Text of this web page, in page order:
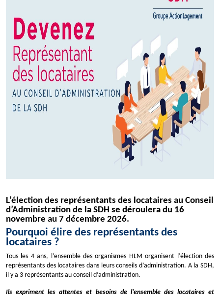
L’élection des représentants des locataires au Conseil
d’Administration de la SDH se déroulera du 16
novembre au 7 décembre 2026.
Pourquoi élire des représentants des
locataires ?
Tous les 4 ans, l’ensemble des organismes HLM organisent l’élection des
représentants des locataires dans leurs conseils d’administration. A la SDH,
il y a 3 représentants au conseil d’administration.
Ils expriment les attentes et besoins de l'ensemble des locataires et